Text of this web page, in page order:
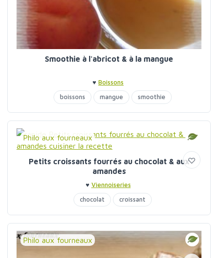
Smoothie à l'abricot & à la mangue
♥ Boissons
boissons
mangue smoothie
Philo aux fourneaux
Petits croissants fourrés au chocolat & aux
amandes
♥ Viennoiseries
chocolat
croissant
Philo aux fourneaux